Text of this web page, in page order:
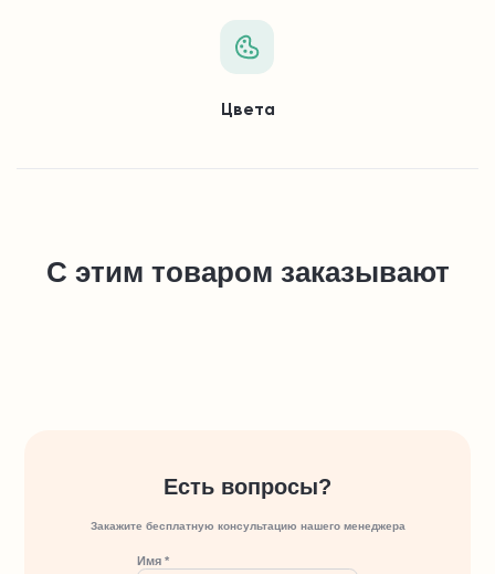
Цвета
С этим товаром заказывают
Есть вопросы?
Закажите бесплатную консультацию нашего менеджера
Имя *